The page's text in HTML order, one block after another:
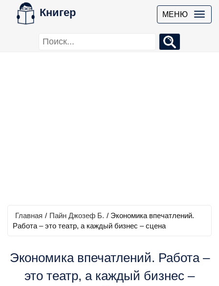
Книгер МЕНЮ
Главная / Пайн Джозеф Б. / Экономика впечатлений.
Работа – это театр, а каждый бизнес – сцена
Экономика впечатлений. Работа –
это театр, а каждый бизнес –